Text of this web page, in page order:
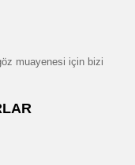
muayenesi için bizi